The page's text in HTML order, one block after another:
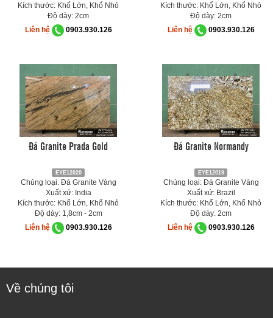
Kích thước: Khổ Lớn, Khổ Nhỏ
Độ dày: 2cm
Liên hệ
0903.930.126
Kích thước: Khổ Lớn, Khổ Nhỏ
Độ dày: 2cm
Liên hệ
0903.930.126
Đá Granite Prada Gold
EYE12020
Chủng loại: Đá Granite Vàng
Xuất xứ: India
Kích thước: Khổ Lớn, Khổ Nhỏ
Độ dày: 1,8cm - 2cm
Liên hệ
0903.930.126
Đá Granite Normandy
EYE12019
Chủng loại: Đá Granite Vàng
Xuất xứ: Brazil
Kích thước: Khổ Lớn, Khổ Nhỏ
Độ dày: 2cm
Liên hệ
0903.930.126
Về chúng tôi